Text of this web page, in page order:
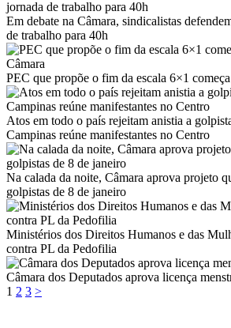
Em debate na Câmara, sindicalistas
de trabalho para 40h
PEC que propõe o fim da escala 6×1
Atos em todo o país rejeitam anistia a
Campinas reúne manifestantes no Centro
Na calada da noite, Câmara aprova projeto
golpistas de 8 de janeiro
Ministérios dos Direitos Humanos e das
contra PL da Pedofilia
Câmara dos Deputados aprova licença
Paginação
Page
1 Page
2 Page
3 >